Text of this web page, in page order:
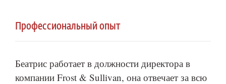
Профессиональный опыт
Беатрис работает в должности директора в
компании Frost & Sullivan, она отвечает за всю